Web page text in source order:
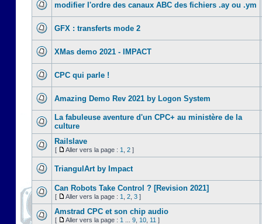
modifier l'ordre des canaux ABC des fichiers .ay ou .ym
GFX : transferts mode 2
XMas demo 2021 - IMPACT
CPC qui parle !
Amazing Demo Rev 2021 by Logon System
La fabuleuse aventure d'un CPC+ au ministère de la
culture
Railslave
[ Aller vers la page : 1 2 ]
TriangulArt by Impact
Can Robots Take Control ? [Revision 2021]
[ Aller vers la page : 1 2 3 ]
Amstrad CPC et son chip audio
[ Aller vers la page : 1 9 10 11 ]